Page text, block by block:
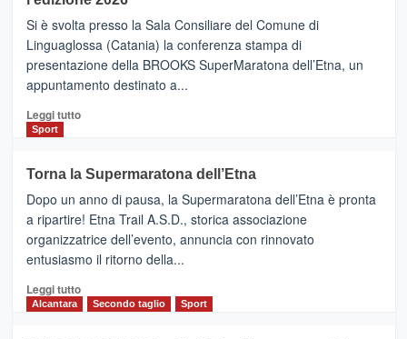
Al
via
i
collegamenti
Si è svolta presso la Sala Consiliare del Comune di
Linguaglossa (Catania) la conferenza stampa di
presentazione della BROOKS SuperMaratona dell’Etna, un
appuntamento destinato a...
Leggi tuttoLeggi
BROOKS
SuperMaratona
dell’Etna,
presentata
l’edizione
2026
Sport
Torna la Supermaratona dell’Etna
Dopo un anno di pausa, la Supermaratona dell’Etna è pronta
a ripartire! Etna Trail A.S.D., storica associazione
organizzatrice dell’evento, annuncia con rinnovato
entusiasmo il ritorno della...
Leggi tuttoLeggi
Alcantara Secondo taglio Sport